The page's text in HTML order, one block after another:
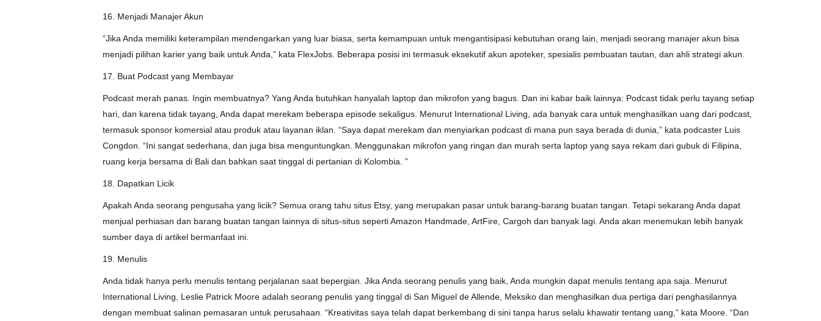
16. Menjadi Manajer Akun
“Jika Anda memiliki keterampilan mendengarkan yang luar biasa, serta kemampuan untuk mengantisipasi kebutuhan orang lain, menjadi seorang manajer akun bisa
menjadi pilihan karier yang baik untuk Anda,” kata FlexJobs. Beberapa posisi ini termasuk eksekutif akun apoteker, spesialis pembuatan tautan, dan ahli strategi akun.
17. Buat Podcast yang Membayar
Podcast merah panas. Ingin membuatnya? Yang Anda butuhkan hanyalah laptop dan mikrofon yang bagus. Dan ini kabar baik lainnya: Podcast tidak perlu tayang setiap
hari, dan karena tidak tayang, Anda dapat merekam beberapa episode sekaligus. Menurut International Living, ada banyak cara untuk menghasilkan uang dari podcast,
termasuk sponsor komersial atau produk atau layanan iklan. “Saya dapat merekam dan menyiarkan podcast di mana pun saya berada di dunia,” kata podcaster Luis
Congdon. “Ini sangat sederhana, dan juga bisa menguntungkan. Menggunakan mikrofon yang ringan dan murah serta laptop yang saya rekam dari gubuk di Filipina,
ruang kerja bersama di Bali dan bahkan saat tinggal di pertanian di Kolombia. ”
18. Dapatkan Licik
Apakah Anda seorang pengusaha yang licik? Semua orang tahu situs Etsy, yang merupakan pasar untuk barang-barang buatan tangan. Tetapi sekarang Anda dapat
menjual perhiasan dan barang buatan tangan lainnya di situs-situs seperti Amazon Handmade, ArtFire, Cargoh dan banyak lagi. Anda akan menemukan lebih banyak
sumber daya di artikel bermanfaat ini.
19. Menulis
Anda tidak hanya perlu menulis tentang perjalanan saat bepergian. Jika Anda seorang penulis yang baik, Anda mungkin dapat menulis tentang apa saja. Menurut
International Living, Leslie Patrick Moore adalah seorang penulis yang tinggal di San Miguel de Allende, Meksiko dan menghasilkan dua pertiga dari penghasilannya
dengan membuat salinan pemasaran untuk perusahaan. “Kreativitas saya telah dapat berkembang di sini tanpa harus selalu khawatir tentang uang,” kata Moore. “Dan